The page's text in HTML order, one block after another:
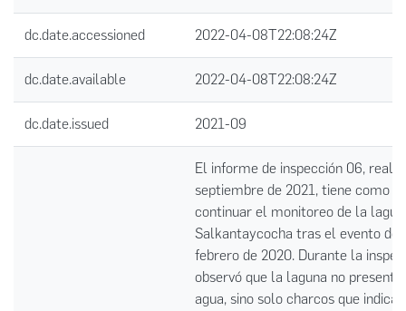
dc.date.accessioned 2022-04-08T22:08:24Z
dc.date.available 2022-04-08T22:08:24Z
dc.date.issued 2021-09
El informe de inspección 06,
septiembre de 2021, tiene como
continuar el monitoreo de la
Salkantaycocha tras el evento del
febrero de 2020. Durante la
observó que la laguna no presenta
agua, sino solo charcos que